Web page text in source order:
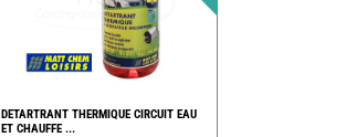
DETARTRANT THERMIQUE CIRCUIT EAU
ET CHAUFFE ...